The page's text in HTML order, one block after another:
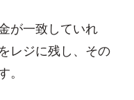
が一致していれ
レジに残し、その
。